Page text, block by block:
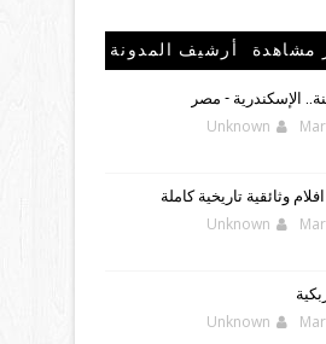
مشاهدة
أرشيف المدونة
الإسكندرية - مصر
Unknown
وثائقية تاريخية كاملة
Unknown
Unknown